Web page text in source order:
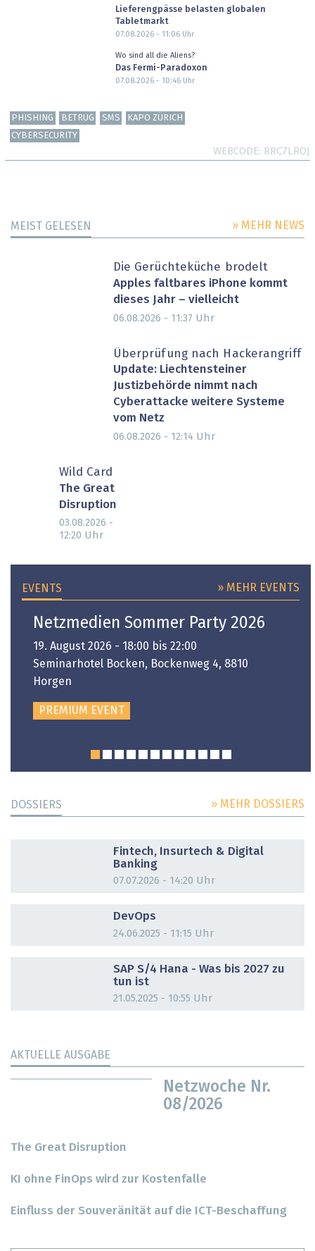
Lieferengpässe belasten globalen
Tabletmarkt
07.08.2026 - 11:06Uhr
Wo sind all die Aliens?
Das Fermi-Paradoxon
07.08.2026 - 10:46Uhr
PHISHING BETRUG SMS
KAPO ZÜRICH
CYBERSECURITY
WEBCODE RRC7LROJ
MEIST GELESEN » MEHR NEWS
Die Gerüchteküche brodelt
Apples faltbares iPhone kommt
dieses Jahr – vielleicht
06.08.2026 - 11:37 Uhr
Überprüfung nach Hackerangriff
Update: Liechtensteiner
Justizbehörde nimmt nach
Cyberattacke weitere Systeme
vom Netz
06.08.2026 - 12:14 Uhr
Wild Card
The Great
Disruption
03.08.2026 -
12:20 Uhr
EVENTS » MEHR EVENTS
Netzmedien Sommer Party 2026
19. August 2026 - 18:00 bis 22:00
Seminarhotel Bocken, Bockenweg 4, 8810
Horgen
PREMIUM EVENT
DOSSIERS » MEHR DOSSIERS
Fintech, Insurtech & Digital
Banking
07.07.2026 - 14:20 Uhr
DevOps
24.06.2025 - 11:15 Uhr
SAP S/4 Hana - Was bis 2027 zu
tun ist
21.05.2025 - 10:55 Uhr
AKTUELLE AUSGABE
Netzwoche Nr.
08/2026
The Great Disruption
KI ohne FinOps wird zur Kostenfalle
Einfluss der Souveränität auf die ICT-Beschaffung